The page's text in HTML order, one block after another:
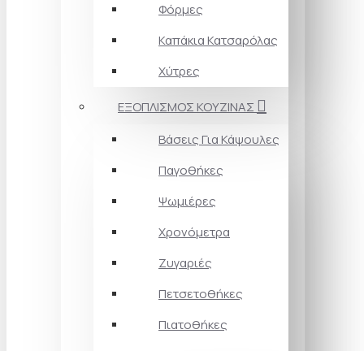
Φόρμες
Καπάκια Κατσαρόλας
Χύτρες
ΕΞΟΠΛΙΣΜΟΣ ΚΟΥΖΙΝΑΣ
Βάσεις Για Κάψουλες
Παγοθήκες
Ψωμιέρες
Χρονόμετρα
Ζυγαριές
Πετσετοθήκες
Πιατοθήκες